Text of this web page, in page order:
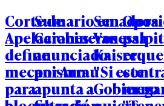
Corte de
Apelaciones
define
mecanismo
para
Sumario en
Carabineros
anunciado
por Arrau
apunta a
Senadora
Vanessa
Kaiser:
"Si este
Gobierno